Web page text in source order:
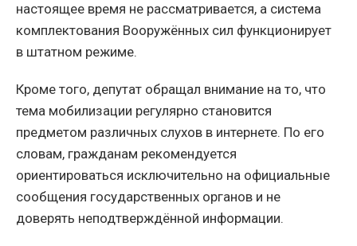
настоящее время не рассматривается, а система
комплектования Вооружённых сил функционирует
в штатном режиме.
Кроме того, депутат обращал внимание на то, что
тема мобилизации регулярно становится
предметом различных слухов в интернете. По его
словам, гражданам рекомендуется
ориентироваться исключительно на официальные
сообщения государственных органов и не
доверять неподтверждённой информации.